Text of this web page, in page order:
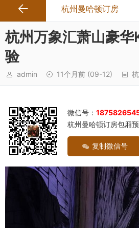
杭州曼哈顿订房
杭州万象汇萧山豪
验
admin 11个月前 (09-12)
微信号：
杭州曼哈顿订房包厢
复制微信号